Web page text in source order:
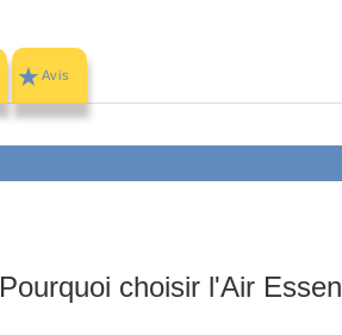
Avis
Pourquoi choisir l'Air